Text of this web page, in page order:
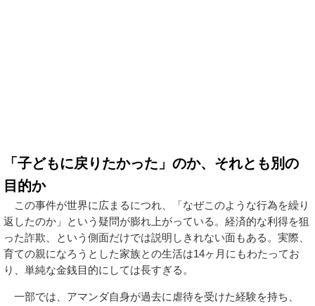
「子どもに戻りたかった」のか、それとも別の
目的か
この事件が世界に広まるにつれ、「なぜこのような行為を繰り
返したのか」という疑問が膨れ上がっている。経済的な利得を狙
った詐欺、という側面だけでは説明しきれない面もある。実際、
育ての親になろうとした家族との生活は14ヶ月にもわたってお
り、単純な金銭目的にしては長すぎる。
一部では、アマンダ自身が過去に虐待を受けた経験を持ち、